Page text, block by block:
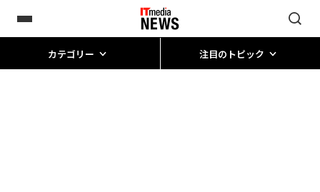
カテゴリー 注目のトピック